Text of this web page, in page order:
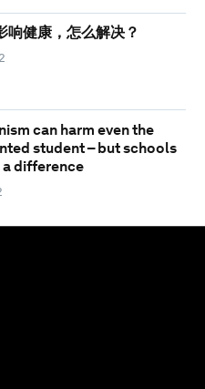
响健康，怎么解决？
can harm even the
student – but schools
a difference